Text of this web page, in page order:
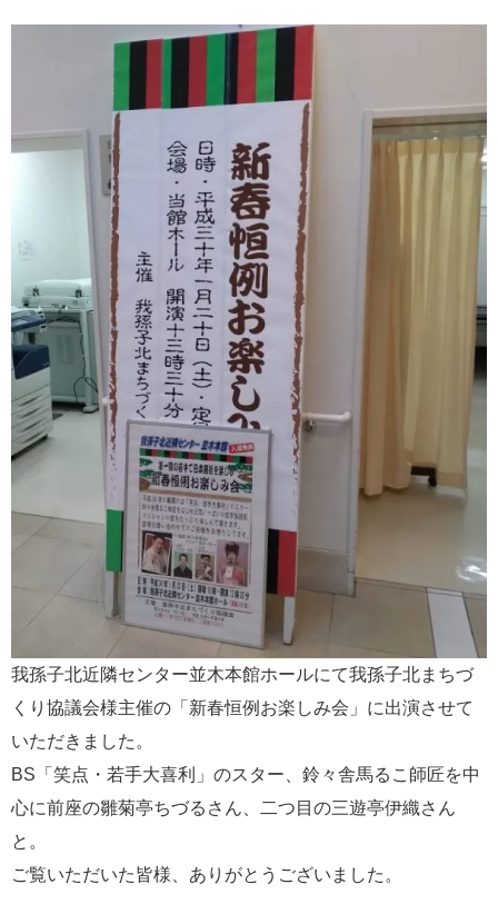
我孫子北近隣センター並木本館ホールにて我孫子北まちづ
くり協議会様主催の「新春恒例お楽しみ会」に出演させて
いただきました。
BS「笑点・若手大喜利」のスター、鈴々舎馬るこ師匠を中
心に前座の雛菊亭ちづるさん、二つ目の三遊亭伊織さん
と。
ご覧いただいた皆様、ありがとうございました。